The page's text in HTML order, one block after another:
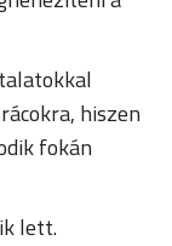
hiszen
fokán
lett.